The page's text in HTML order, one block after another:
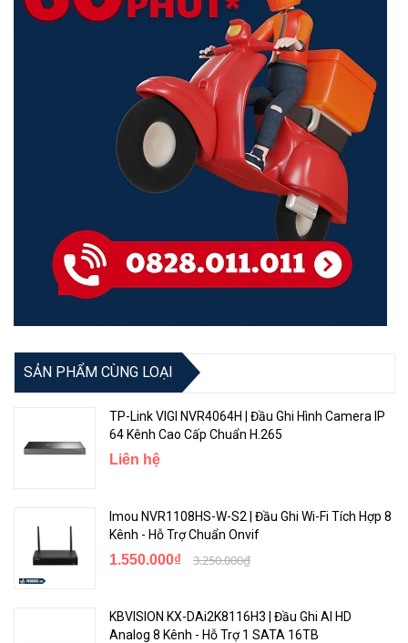
SẢN PHẨM CÙNG LOẠI
TP-Link VIGI NVR4064H | Đầu Ghi Hình Camera IP
64 Kênh Cao Cấp Chuẩn H.265
Liên hệ
Imou NVR1108HS-W-S2 | Đầu Ghi Wi-Fi Tích Hợp 8
Kênh - Hỗ Trợ Chuẩn Onvif
1.550.000₫ 3.250.000₫
KBVISION KX-DAi2K8116H3 | Đầu Ghi AI HD
Analog 8 Kênh - Hỗ Trợ 1 SATA 16TB